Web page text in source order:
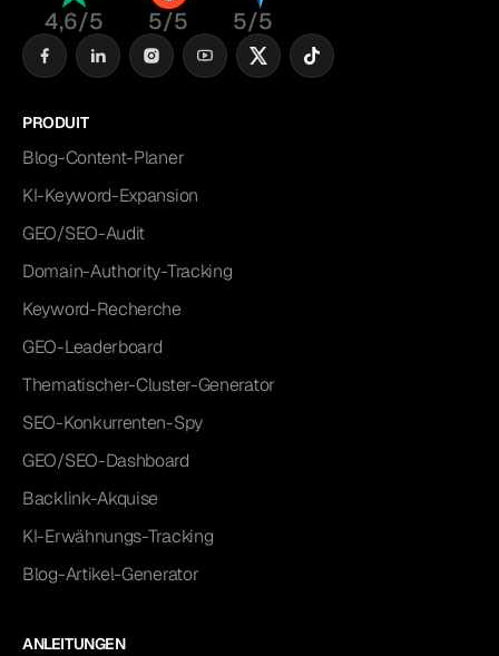
4,6/5 5/5 5/5
PRODUIT
Blog-Content-Planer
KI-Keyword-Expansion
GEO/SEO-Audit
Domain-Authority-Tracking
Keyword-Recherche
GEO-Leaderboard
Thematischer-Cluster-Generator
SEO-Konkurrenten-Spy
GEO/SEO-Dashboard
Backlink-Akquise
KI-Erwähnungs-Tracking
Blog-Artikel-Generator
ANLEITUNGEN